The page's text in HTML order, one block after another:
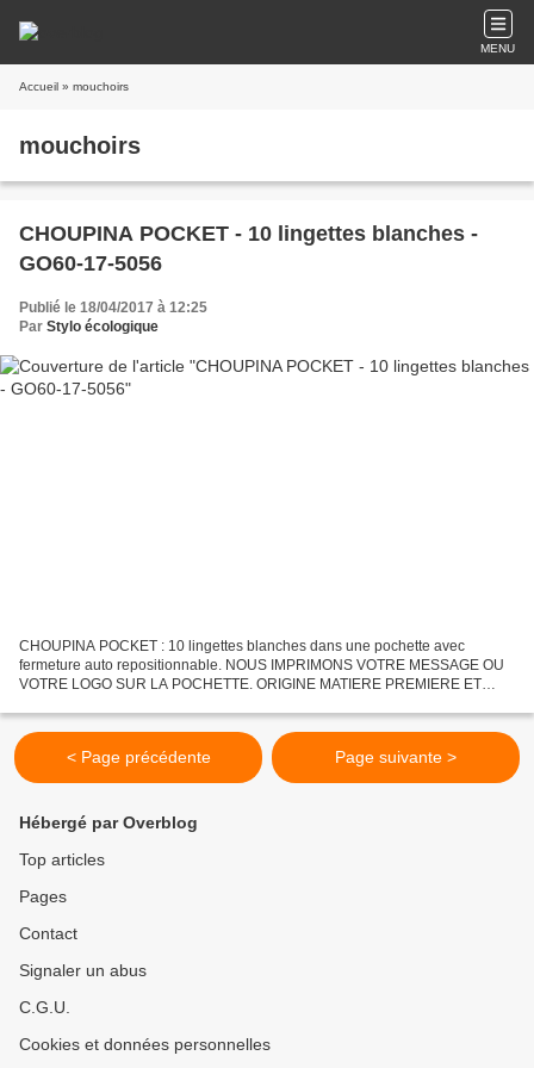
MENU
Accueil » mouchoirs
mouchoirs
CHOUPINA POCKET - 10 lingettes blanches -
GO60-17-5056
Publié le 18/04/2017 à 12:25
Par Stylo écologique
CHOUPINA POCKET : 10 lingettes blanches dans une pochette avec
fermeture auto repositionnable. NOUS IMPRIMONS VOTRE MESSAGE OU
VOTRE LOGO SUR LA POCHETTE. ORIGINE MATIERE PREMIERE ET
< Page précédente Page suivante >
Hébergé par Overblog
Top articles
Pages
Contact
Signaler un abus
C.G.U.
Cookies et données personnelles